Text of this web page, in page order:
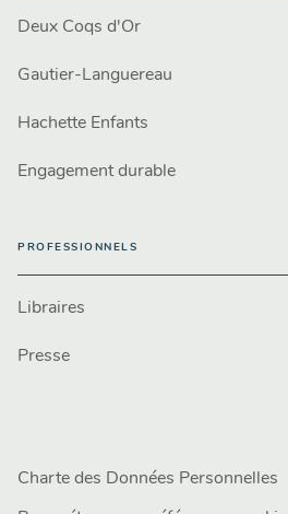
Deux Coqs d'Or
Gautier-Languereau
Hachette Enfants
Engagement durable
PROFESSIONNELS
Libraires
Presse
Charte des Données Personnelles